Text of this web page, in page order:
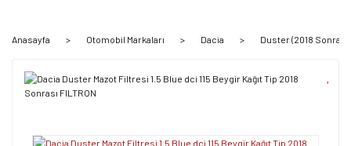
Anasayfa Otomobil Markaları Dacia Duster (2018 Sonrası)